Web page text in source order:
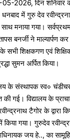
2026, दिन शनिवार
में गुरु देव
मनाया गया।
बनर्जी ने माल्यार्पण
‌के सभी शिक्षकगण एवं
सुमन अर्पित किया।
‌के‌ ‌संस्थापक स्व०
‌की गई। विद्यालय ‌के
टैगोर के द्वारा
गया। गुरुदेव
जय हे.., का‌